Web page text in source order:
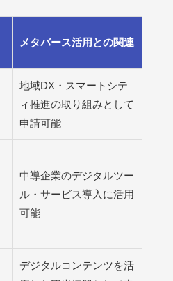
メタバース活用との関連
地域DX・スマートシテ
ィ推進の取り組みとして
申請可能
中導企業のデジタルツー
ル・サービス導入に活用
可能
デジタルコンテンツを活